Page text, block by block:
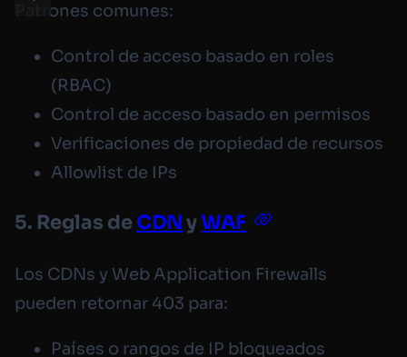
Patrones comunes:
Control de acceso basado en roles
(RBAC)
Control de acceso basado en permisos
Verificaciones de propiedad de recursos
Allowlist de IPs
5. Reglas deCDNyWAF
Los CDNs y Web Application Firewalls
pueden retornar 403 para:
Países o rangos de IP bloqueados